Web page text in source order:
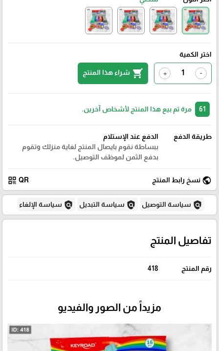
اختر الكمية
-
+
shopping_cart شراء هذا المنتج
مرة تم بيع هذا المنتج لأشخاص آخرين.
طريقة الدفع
الدفع عند الإستلام
ببساطة نقوم بايصال المنتج لغاية منزلك وتقوم
بدفع الثمن لموظف التوصيل.
public نسخ رابط المنتج QR
qr_code
policy سياسة التوصيل policy سياسة التبديل policy سياسة الإلغاء
تفاصيل المنتج
رقم المنتج 418
مزيداً من الصور والفيديو